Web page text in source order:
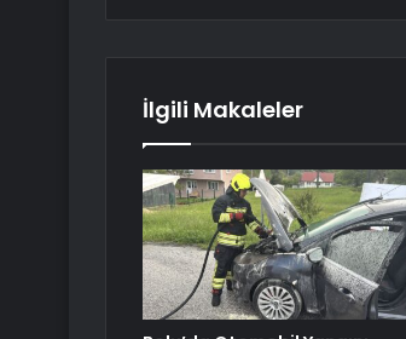
İlgili Makaleler